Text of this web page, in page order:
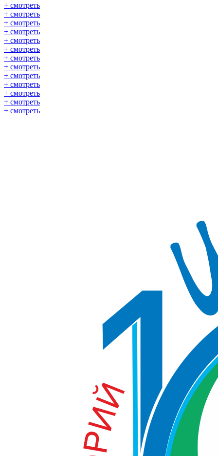
+ смотреть
+ смотреть
+ смотреть
+ смотреть
+ смотреть
+ смотреть
+ смотреть
+ смотреть
+ смотреть
+ смотреть
+ смотреть
+ смотреть
+ смотреть